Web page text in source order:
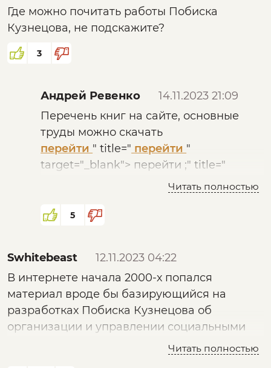
Где можно почитать работы Побиска
Кузнецова, не подскажите?
3
Андрей Ревенко
14.11.2023 21:09
Перечень книг на сайте, основные
труды можно скачать
перейти " title=" перейти "
target="_blank"> перейти ;" title="
перейти
target="_blank" data-lpm="noindex"
Читать полностью
5
Swhitebeast
12.11.2023 04:22
В интернете начала 2000-х попался
материал вроде бы базирующийся на
разработках Побиска Кузнецова об
организации и управлении социальными
системами на внеземных и подводных
Читать полностью